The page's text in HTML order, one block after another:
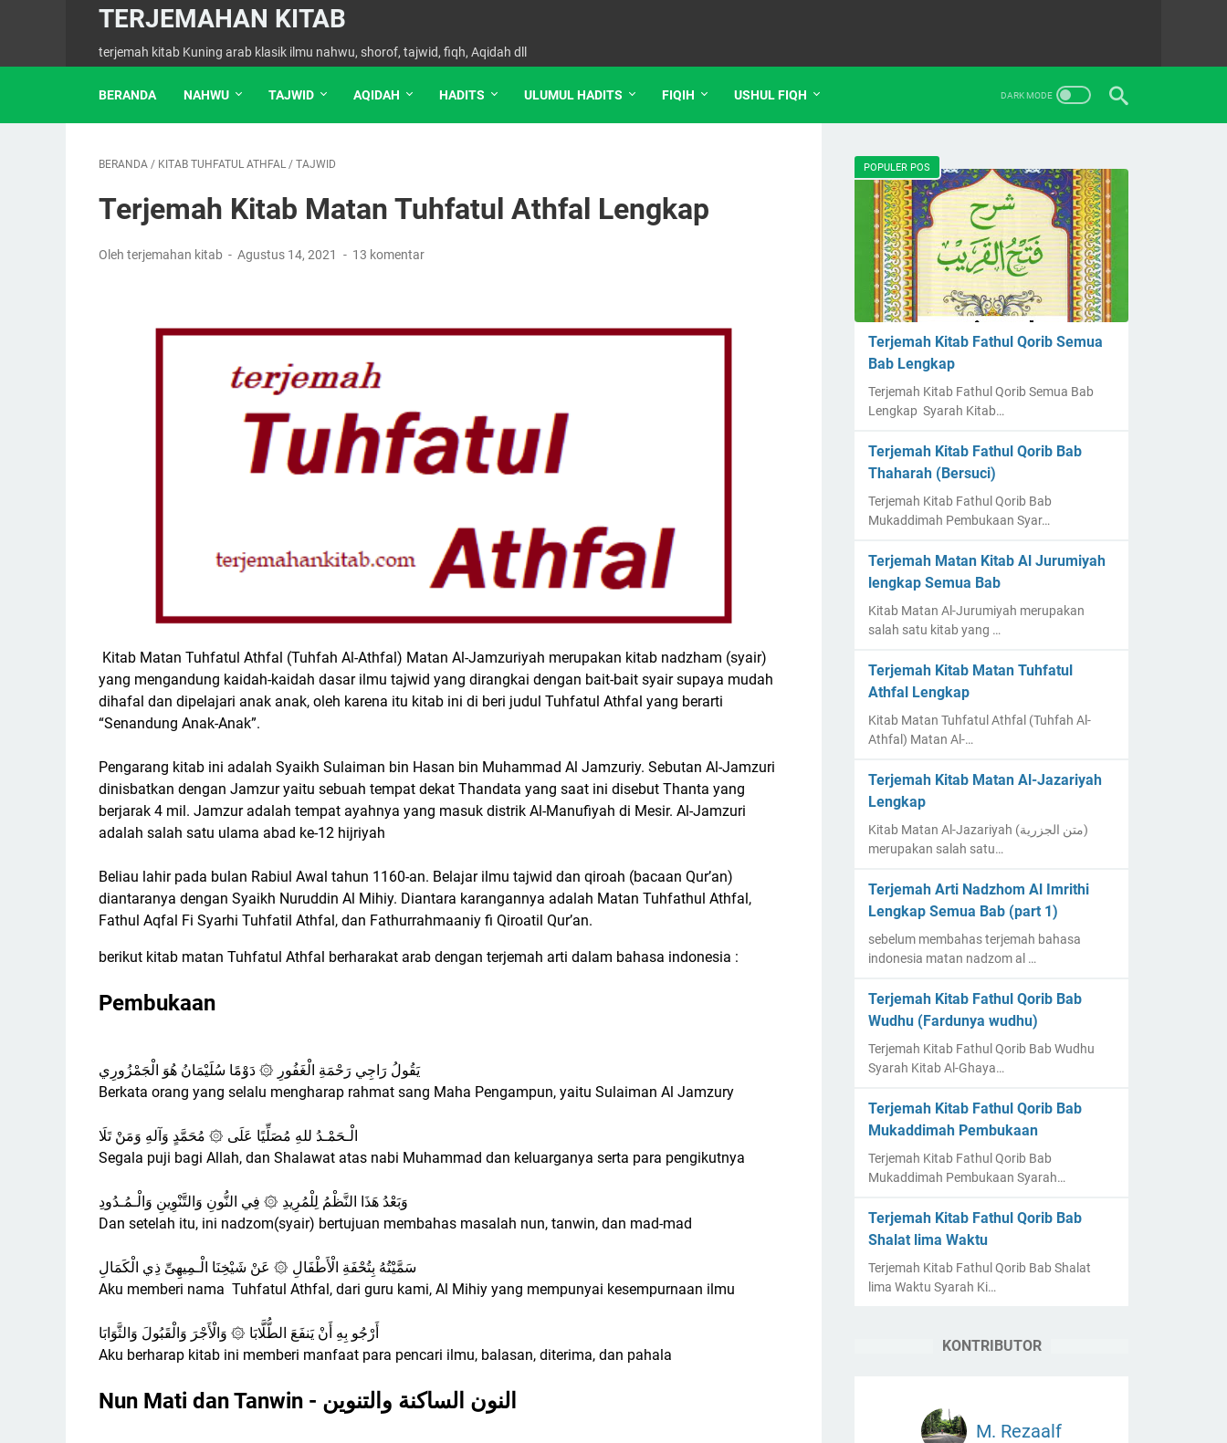
TERJEMAHAN KITAB
terjemah kitab Kuning arab klasik ilmu nahwu, shorof, tajwid, fiqh, Aqidah dll
BERANDA NAHWU TAJWID AQIDAH HADITS ULUMUL HADITS FIQIH USHUL FIQH
BERANDA / KITAB TUHFATUL ATHFAL / TAJWID
Terjemah Kitab Matan Tuhfatul Athfal Lengkap
Oleh terjemahan kitab Agustus 14, 2021 13 komentar
Kitab Matan Tuhfatul Athfal (Tuhfah Al-Athfal) Matan Al-Jamzuriyah merupakan kitab nadzham (syair)
yang mengandung kaidah-kaidah dasar ilmu tajwid yang dirangkai dengan bait-bait syair supaya mudah
dihafal dan dipelajari anak anak, oleh karena itu kitab ini di beri judul Tuhfatul Athfal yang berarti
“Senandung Anak-Anak”.
Pengarang kitab ini adalah Syaikh Sulaiman bin Hasan bin Muhammad Al Jamzuriy. Sebutan Al-Jamzuri
dinisbatkan dengan Jamzur yaitu sebuah tempat dekat Thandata yang saat ini disebut Thanta yang
berjarak 4 mil. Jamzur adalah tempat ayahnya yang masuk distrik Al-Manufiyah di Mesir. Al-Jamzuri
adalah salah satu ulama abad ke-12 hijriyah
Beliau lahir pada bulan Rabiul Awal tahun 1160-an. Belajar ilmu tajwid dan qiroah (bacaan Qur’an)
diantaranya dengan Syaikh Nuruddin Al Mihiy. Diantara karangannya adalah Matan Tuhfathul Athfal,
Fathul Aqfal Fi Syarhi Tuhfatil Athfal, dan Fathurrahmaaniy fi Qiroatil Qur’an.
berikut kitab matan Tuhfatul Athfal berharakat arab dengan terjemah arti dalam bahasa indonesia :
Pembukaan
يَقُولُ رَاجِي رَحْمَةِ الْغَفُورِ ۞ دَوْمًا سُلَيْمَانُ هُوَ الْجَمْزُورِي
Berkata orang yang selalu mengharap rahmat sang Maha Pengampun, yaitu Sulaiman Al Jamzury
الْـحَمْـدُ للهِ مُصَلِّيًا عَلَى ۞ مُحَمَّدٍ وَآلهِ وَمَنْ تَلَا
Segala puji bagi Allah, dan Shalawat atas nabi Muhammad dan keluarganya serta para pengikutnya
وَبَعْدُ هَذَا النَّظْمُ لِلْمُرِيدِ ۞ فِي النُّونِ وَالتَّنْوِينِ وَالْـمُـدُودِ
Dan setelah itu, ini nadzom(syair) bertujuan membahas masalah nun, tanwin, dan mad-mad
سَمَّيْتُهُ بِتُحْفَةِ الْأَطْفَالِ ۞ عَنْ شَيْخِنَا الْـمِيهِىِّ ذِي الْكَمَالِ
Aku memberi nama Tuhfatul Athfal, dari guru kami, Al Mihiy yang mempunyai kesempurnaan ilmu
أَرْجُو بِهِ أَنْ يَنفَعَ الطُّلَّابَا ۞ وَالْأَجْرَ وَالْقَبُولَ وَالثَّوَابَا
Aku berharap kitab ini memberi manfaat para pencari ilmu, balasan, diterima, dan pahala
Nun Mati dan Tanwin - ﺍﻟﻨﻮﻥ ﺍﻟﺴﺎﻛﻨﺔ ﻭﺍﻟﺘﻨﻮﻳﻦ
POPULER POS
Terjemah Kitab Fathul Qorib Semua
Bab Lengkap
Terjemah Kitab Fathul Qorib Semua Bab
Lengkap Syarah Kitab…
Terjemah Kitab Fathul Qorib Bab
Thaharah (Bersuci)
Terjemah Kitab Fathul Qorib Bab
Mukaddimah Pembukaan Syar…
Terjemah Matan Kitab Al Jurumiyah
lengkap Semua Bab
Kitab Matan Al-Jurumiyah merupakan
salah satu kitab yang …
Terjemah Kitab Matan Tuhfatul
Athfal Lengkap
Kitab Matan Tuhfatul Athfal (Tuhfah Al-
Athfal) Matan Al-…
Terjemah Kitab Matan Al-Jazariyah
Lengkap
Kitab Matan Al-Jazariyah (متن الجزرية)
merupakan salah satu…
Terjemah Arti Nadzhom Al Imrithi
Lengkap Semua Bab (part 1)
sebelum membahas terjemah bahasa
indonesia matan nadzom al …
Terjemah Kitab Fathul Qorib Bab
Wudhu (Fardunya wudhu)
Terjemah Kitab Fathul Qorib Bab Wudhu
Syarah Kitab Al-Ghaya…
Terjemah Kitab Fathul Qorib Bab
Mukaddimah Pembukaan
Terjemah Kitab Fathul Qorib Bab
Mukaddimah Pembukaan Syarah…
Terjemah Kitab Fathul Qorib Bab
Shalat lima Waktu
Terjemah Kitab Fathul Qorib Bab Shalat
lima Waktu Syarah Ki…
KONTRIBUTOR
M. Rezaalf